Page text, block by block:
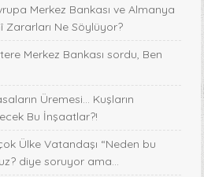
Merkez Bankası ve Almanya
Zararları Ne Söylüyor?
Merkez Bankası sordu, Ben
Üremesi... Kuşların
Bu İnşaatlar?!
Ülke Vatandaşı “Neden bu
diye soruyor ama...